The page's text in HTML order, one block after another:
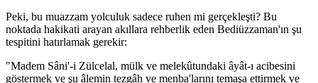
Peki, bu muazzam yolculuk sadece ruhen mi gerçekleşti? Bu
noktada hakikati arayan akıllara rehberlik eden Bediüzzaman'ın şu
tespitini hatırlamak gerekir:
"Madem Sâni'-i Zülcelal, mülk ve melekûtundaki âyât-ı acibesini
göstermek ve şu âlemin tezgâh ve menba'larını temaşa ettirmek ve